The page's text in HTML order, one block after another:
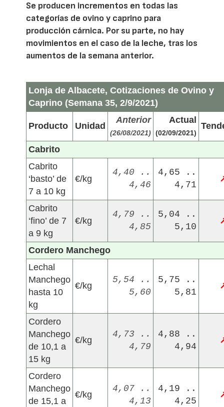
Se producen incrementos en todas las
categorías de ovino y caprino para
producción cárnica. Por su parte, no hay
movimientos en el caso de la leche, tras los
aumentos de la semana anterior.
Lonja de Albacete, Cotizaciones de Ovino y
Caprino (Semana 35, 2/9/2021)
Producto Unidad
Anterior
(26/08/2021)
Actual
(02/09/2021)
Cabrito
Cabrito
‘basto’ de
7 a 10 kg
€/kg
4,40 ..
4,46
4,65 ..
4,71
Cabrito
‘fino’ de 7
a 9 kg
€/kg
4,79 ..
4,85
5,04 ..
5,10
Cordero Manchego
Lechal
Manchego
hasta 10
kg
€/kg
5,54 ..
5,60
5,75 ..
5,81
Cordero
Manchego
de 10,1 a
15 kg
€/kg
4,73 ..
4,79
4,88 ..
4,94
Cordero
Manchego
de 15,1 a
€/kg
4,07 ..
4,13
4,19 ..
4,25